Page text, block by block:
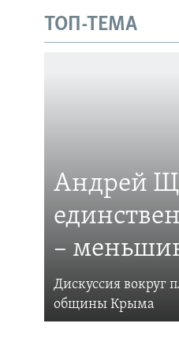
ТОП-ТЕМА
Андрей
–
Дискуссия вокруг
общины Крыма